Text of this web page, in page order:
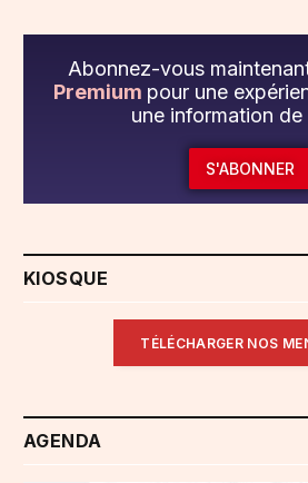
Abonnez-vous
Premium pour une
une information de
S'ABONNER
KIOSQUE
TÉLÉCHARGER NOS
AGENDA